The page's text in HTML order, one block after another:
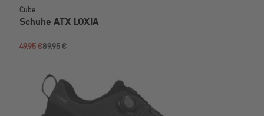
Cube
Schuhe ATX LOXIA
49,95 €89,95 €